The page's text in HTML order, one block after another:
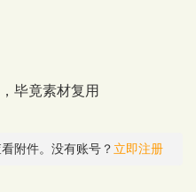
毕竟素材复用
附件。没有账号？ 立即注册